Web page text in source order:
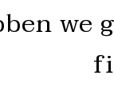
we